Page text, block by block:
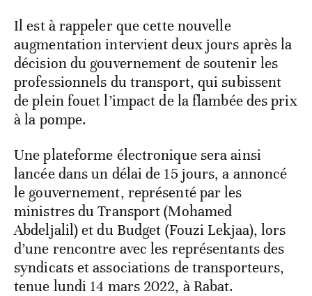
Il est à rappeler que cette nouvelle
augmentation intervient deux jours après la
décision du gouvernement de soutenir les
professionnels du transport, qui subissent
de plein fouet l’impact de la flambée des prix
à la pompe.
Une plateforme électronique sera ainsi
lancée dans un délai de 15 jours, a annoncé
le gouvernement, représenté par les
ministres du Transport (Mohamed
Abdeljalil) et du Budget (Fouzi Lekjaa), lors
d’une rencontre avec les représentants des
syndicats et associations de transporteurs,
tenue lundi 14 mars 2022, à Rabat.